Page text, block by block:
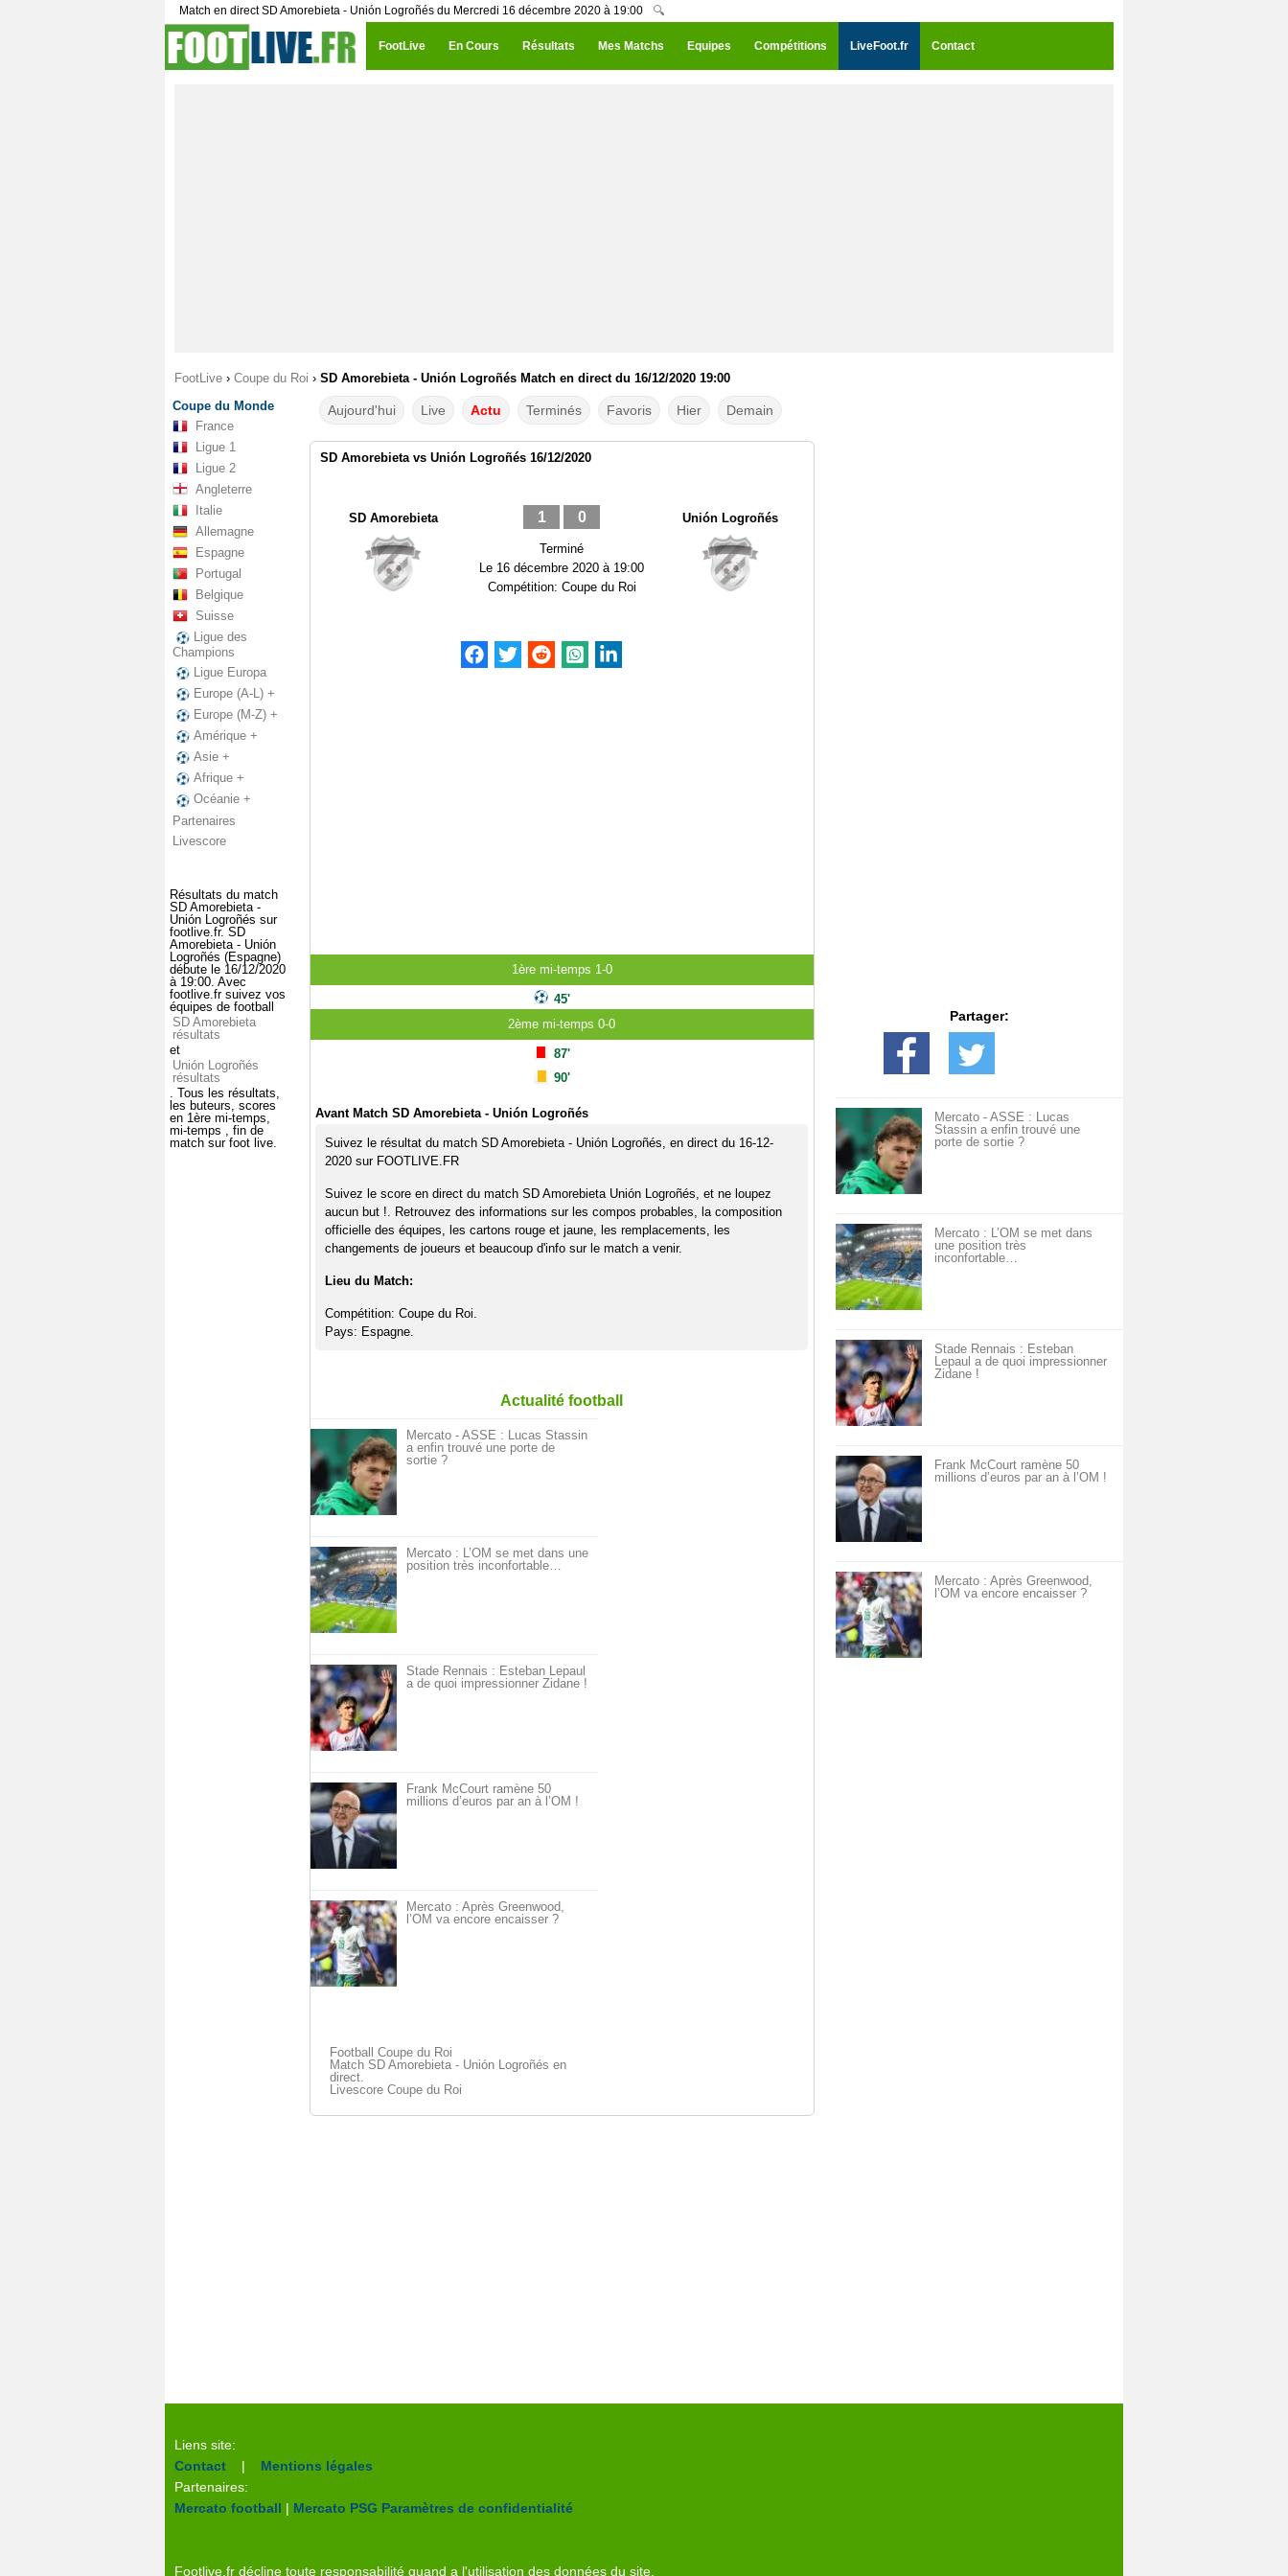
Match en direct SD Amorebieta - Unión Logroñés du Mercredi 16 décembre 2020 à 19:00 🔍
FootLive En Cours Résultats Mes Matchs Equipes Compétitions LiveFoot.fr Contact
FootLive › Coupe du Roi › SD Amorebieta - Unión Logroñés Match en direct du 16/12/2020 19:00
Coupe du Monde
France
Ligue 1
Ligue 2
Angleterre
Italie
Allemagne
Espagne
Portugal
Belgique
Suisse
Ligue des
Champions
Ligue Europa
Europe (A-L) +
Europe (M-Z) +
Amérique +
Asie +
Afrique +
Océanie +
Partenaires
Livescore
Résultats du match
SD Amorebieta -
Unión Logroñés sur
footlive.fr. SD
Amorebieta - Unión
Logroñés (Espagne)
débute le 16/12/2020
à 19:00. Avec
footlive.fr suivez vos
équipes de football
SD Amorebieta
résultats
et
Unión Logroñés
résultats
. Tous les résultats,
les buteurs, scores
en 1ère mi-temps,
mi-temps , fin de
match sur foot live.
Aujourd'hui Live Actu Terminés Favoris Hier Demain
SD Amorebieta vs Unión Logroñés 16/12/2020
SD Amorebieta 1 0
Terminé
Le 16 décembre 2020 à 19:00
Compétition: Coupe du Roi
Unión Logroñés
1ère mi-temps 1-0
45'
2ème mi-temps 0-0
87'
90'
Avant Match SD Amorebieta - Unión Logroñés
Suivez le résultat du match SD Amorebieta - Unión Logroñés, en direct du 16-12-
2020 sur FOOTLIVE.FR
Suivez le score en direct du match SD Amorebieta Unión Logroñés, et ne loupez
aucun but !. Retrouvez des informations sur les compos probables, la composition
officielle des équipes, les cartons rouge et jaune, les remplacements, les
changements de joueurs et beaucoup d'info sur le match a venir.
Lieu du Match:
Compétition: Coupe du Roi.
Pays: Espagne.
Actualité football
Mercato - ASSE : Lucas Stassin
a enfin trouvé une porte de
sortie ?
Mercato : L’OM se met dans une
position très inconfortable…
Stade Rennais : Esteban Lepaul
a de quoi impressionner Zidane !
Frank McCourt ramène 50
millions d’euros par an à l’OM !
Mercato : Après Greenwood,
l’OM va encore encaisser ?
Football Coupe du Roi
Match SD Amorebieta - Unión Logroñés en
direct.
Livescore Coupe du Roi
Partager:
Mercato - ASSE : Lucas
Stassin a enfin trouvé une
porte de sortie ?
Mercato : L’OM se met dans
une position très
inconfortable…
Stade Rennais : Esteban
Lepaul a de quoi impressionner
Zidane !
Frank McCourt ramène 50
millions d’euros par an à l’OM !
Mercato : Après Greenwood,
l’OM va encore encaisser ?
Liens site:
Contact | Mentions légales
Partenaires:
Mercato football | Mercato PSG Paramètres de confidentialité
Footlive.fr décline toute responsabilité quand a l'utilisation des données du site.